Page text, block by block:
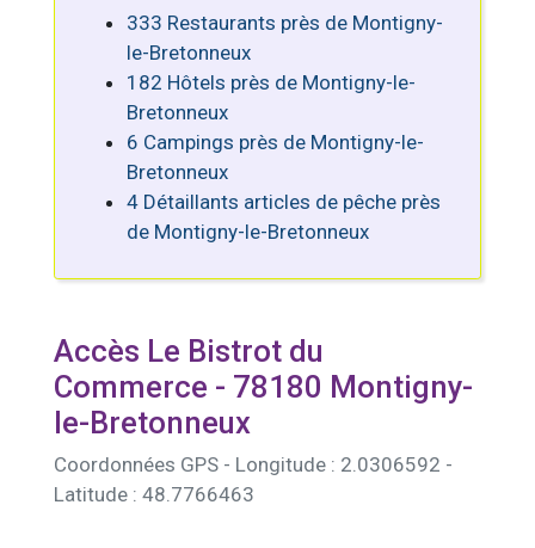
333 Restaurants près de Montigny-
le-Bretonneux
182 Hôtels près de Montigny-le-
Bretonneux
6 Campings près de Montigny-le-
Bretonneux
4 Détaillants articles de pêche près
de Montigny-le-Bretonneux
Accès Le Bistrot du
Commerce - 78180 Montigny-
le-Bretonneux
Coordonnées GPS - Longitude : 2.0306592 -
Latitude : 48.7766463